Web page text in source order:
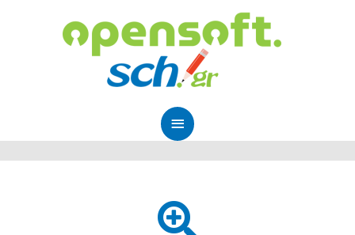
περιεχόμενο
Μενού